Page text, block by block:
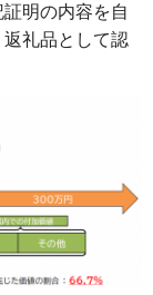
明の内容を自
礼品として認